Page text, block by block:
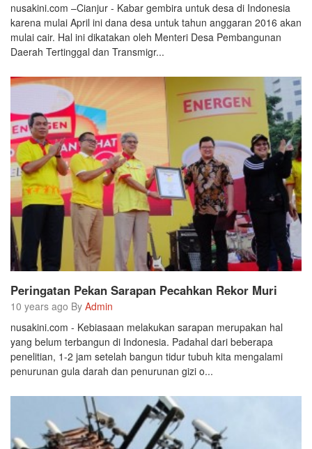
nusakini.com –Cianjur - Kabar gembira untuk desa di Indonesia
karena mulai April ini dana desa untuk tahun anggaran 2016 akan
mulai cair. Hal ini dikatakan oleh Menteri Desa Pembangunan
Daerah Tertinggal dan Transmigr...
Peringatan Pekan Sarapan Pecahkan Rekor Muri
10 years ago By Admin
nusakini.com - Kebiasaan melakukan sarapan merupakan hal
yang belum terbangun di Indonesia. Padahal dari beberapa
penelitian, 1-2 jam setelah bangun tidur tubuh kita mengalami
penurunan gula darah dan penurunan gizi o...